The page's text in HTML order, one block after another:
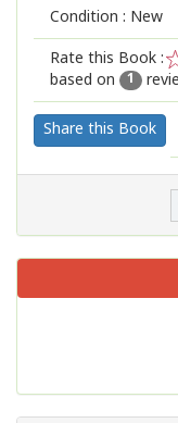
Condition : New
Rate this Book :
1
based on
1
Share this Book